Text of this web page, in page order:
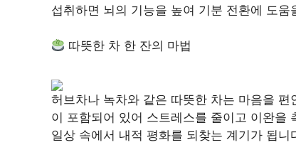
섭취하면 뇌의 기능을 높여 기분 전환에 도움
따뜻한 차 한 잔의 마법
허브차나 녹차와 같은 따뜻한 차는 마음을
이 포함되어 있어 스트레스를 줄이고 이완을
일상 속에서 내적 평화를 되찾는 계기가 됩니